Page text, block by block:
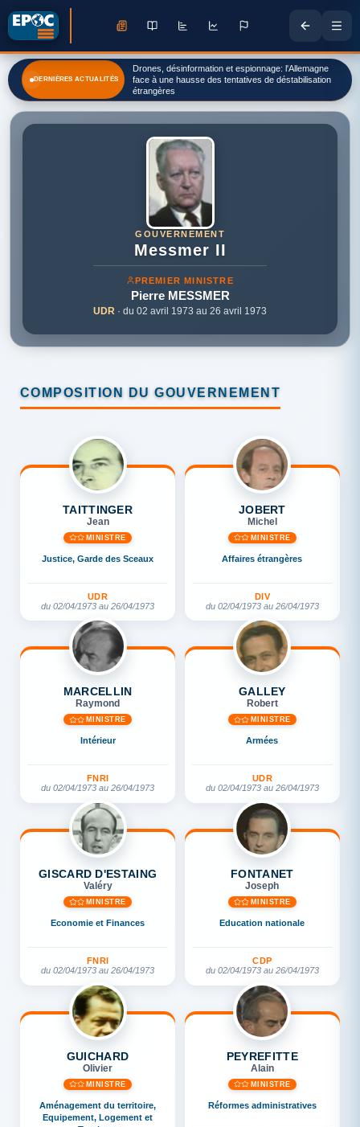
DERNIÈRES ACTUALITÉS
Drones, désinformation et espionnage: l'Allemagne
face à une hausse des tentatives de déstabilisation
étrangères
GOUVERNEMENT
Messmer II
PREMIER MINISTRE
Pierre MESSMER
UDR · du 02 avril 1973 au 26 avril 1973
COMPOSITION DU GOUVERNEMENT
TAITTINGER
Jean
MINISTRE
Justice, Garde des Sceaux
UDR
du 02/04/1973 au 26/04/1973
JOBERT
Michel
MINISTRE
Affaires étrangères
DIV
du 02/04/1973 au 26/04/1973
MARCELLIN
Raymond
MINISTRE
Intérieur
FNRI
du 02/04/1973 au 26/04/1973
GALLEY
Robert
MINISTRE
Armées
UDR
du 02/04/1973 au 26/04/1973
GISCARD D'ESTAING
Valéry
MINISTRE
Economie et Finances
FNRI
du 02/04/1973 au 26/04/1973
FONTANET
Joseph
MINISTRE
Education nationale
CDP
du 02/04/1973 au 26/04/1973
GUICHARD
Olivier
MINISTRE
Aménagement du territoire,
Equipement, Logement et
PEYREFITTE
Alain
MINISTRE
Réformes administratives